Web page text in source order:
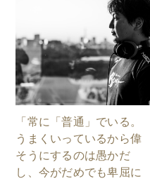
「常に「普通」でいる。
うまくいっているから偉
そうにするのは愚かだ
し、今がだめでも卑屈に